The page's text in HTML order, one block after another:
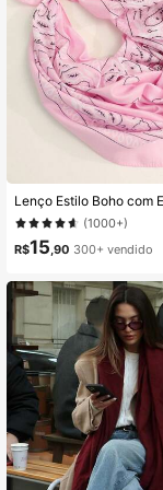
(1000+)
R$15 ,90 300+ vendido